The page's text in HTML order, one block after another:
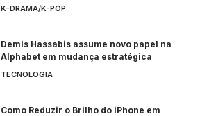
K-DRAMA/K-POP
Demis Hassabis assume novo papel na
Alphabet em mudança estratégica
TECNOLOGIA
Como Reduzir o Brilho do iPhone em